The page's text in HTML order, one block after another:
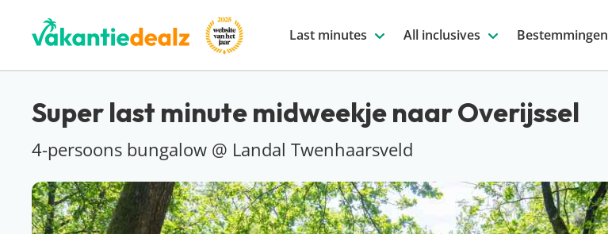
Last minutes All inclusives Bestemmingen
Super last minute midweekje naar Overijssel
4-persoons bungalow @ Landal Twenhaarsveld